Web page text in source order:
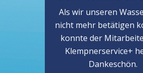
Als wir unseren
nicht mehr betätigen
konnte der
Klempnerservice+
Dankeschön.